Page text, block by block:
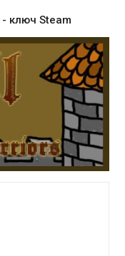
- ключ Steam